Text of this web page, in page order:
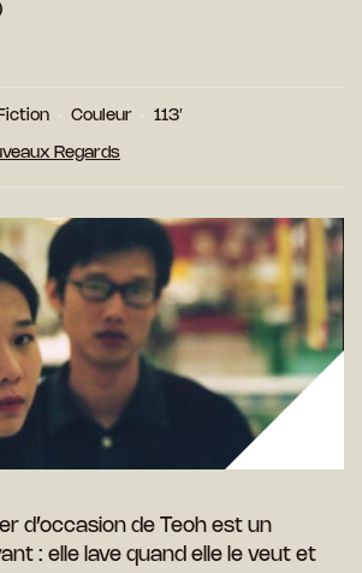
Fiction Couleur 113′
Regards
d’occasion de Teoh est un
: elle lave quand elle le veut et